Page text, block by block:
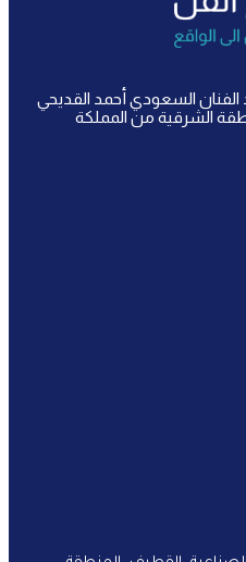
السعودي أحمد القديحي
الشرقية من المملكة